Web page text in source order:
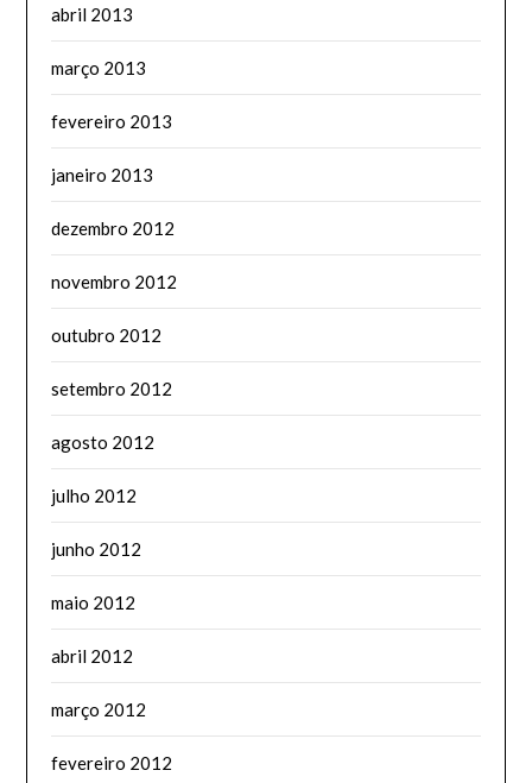
abril 2013
março 2013
fevereiro 2013
janeiro 2013
dezembro 2012
novembro 2012
outubro 2012
setembro 2012
agosto 2012
julho 2012
junho 2012
maio 2012
abril 2012
março 2012
fevereiro 2012